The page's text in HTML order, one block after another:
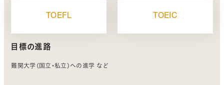
TOEFL TOEIC
目標の進路
難関大学（国立・私立）への進学 など